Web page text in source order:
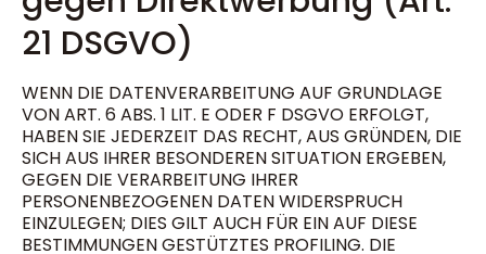
21 DSGVO)
WENN DIE DATENVERARBEITUNG AUF GRUNDLAGE
VON ART. 6 ABS. 1 LIT. E ODER F DSGVO ERFOLGT,
HABEN SIE JEDERZEIT DAS RECHT, AUS GRÜNDEN, DIE
SICH AUS IHRER BESONDEREN SITUATION ERGEBEN,
GEGEN DIE VERARBEITUNG IHRER
PERSONENBEZOGENEN DATEN WIDERSPRUCH
EINZULEGEN; DIES GILT AUCH FÜR EIN AUF DIESE
BESTIMMUNGEN GESTÜTZTES PROFILING. DIE